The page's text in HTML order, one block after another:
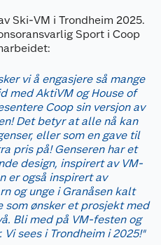
Ski-VM i Trondheim 2025.
Sport i Coop
vi å engasjere så mange
med AktiVM og House of
Coop sin versjon av
Det betyr at alle nå kan
eller som en gave til
pris på! Genseren har et
design, inspirert av VM-
er også inspirert av
og unge i Granåsen kalt
som ønsker et prosjekt med
Bli med på VM-festen og
sees i Trondheim i 2025!"